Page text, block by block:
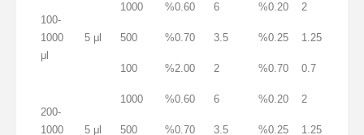
100-
1000
μl
5 μl
1000 %0.60 6 %0.20 2
500 %0.70 3.5 %0.25 1.25
100 %2.00 2 %0.70 0.7
200-
1000
5 μl
1000 %0.60 6 %0.20 2
500 %0.70 3.5 %0.25 1.25